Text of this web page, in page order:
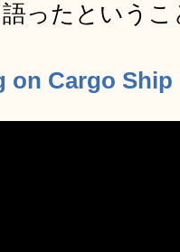
ったというこ
on Cargo Ship